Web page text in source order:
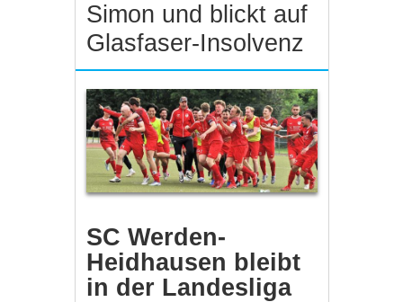
Simon und blickt auf
Glasfaser-Insolvenz
SC Werden-
Heidhausen bleibt
in der Landesliga